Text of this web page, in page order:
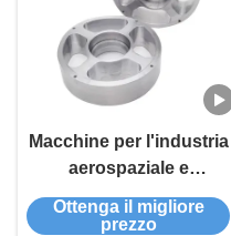
Macchine per l'industria
aerospaziale e
automobilistica Cnc
Parti in alluminio Parti in
Ottenga il migliore
prezzo